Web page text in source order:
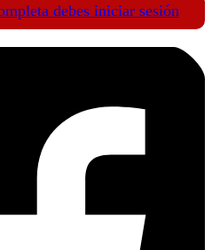
debes iniciar sesión